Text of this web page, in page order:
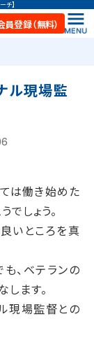
チ】
員登録（無料）
ル現場監
は働き始めた
しょう。
いところを真
、ベテランの
します。
現場監督との